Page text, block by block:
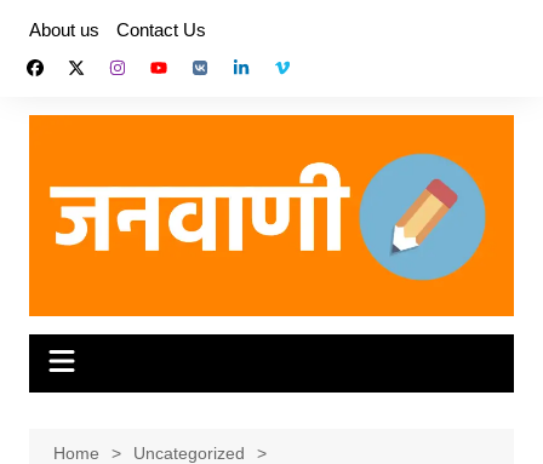
content
About us Contact Us
Home
Uncategorized